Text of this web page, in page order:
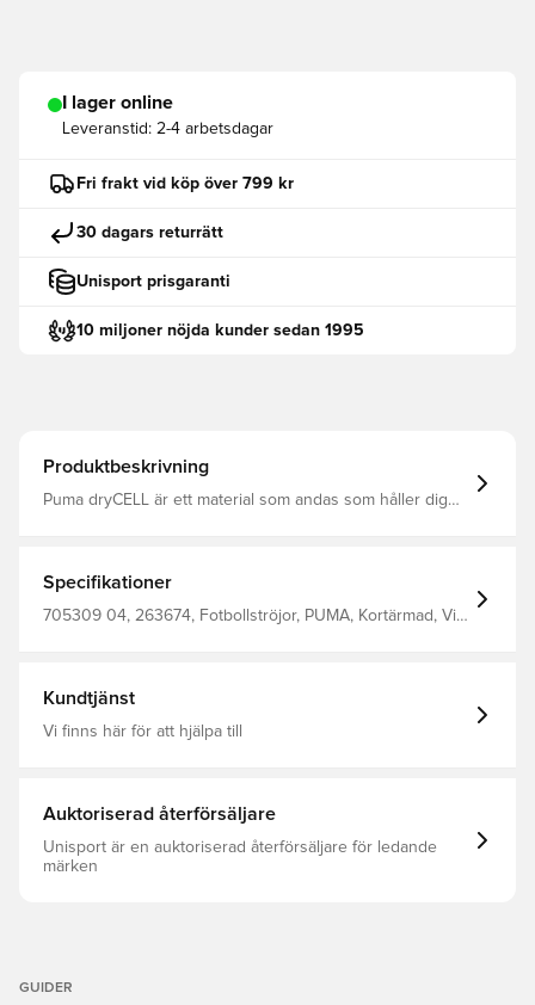
I lager online
Leveranstid: 2-4 arbetsdagar
Fri frakt vid köp över 799 kr
30 dagars returrätt
Unisport prisgaranti
10 miljoner nöjda kunder sedan 1995
Produktbeskrivning
Puma dryCELL är ett material som andas som håller dig
Specifikationer
705309 04, 263674, Fotbollströjor, PUMA, Kortärmad, Vit,
Kundtjänst
Vi finns här för att hjälpa till
Auktoriserad återförsäljare
Unisport är en auktoriserad återförsäljare för ledande
märken
GUIDER